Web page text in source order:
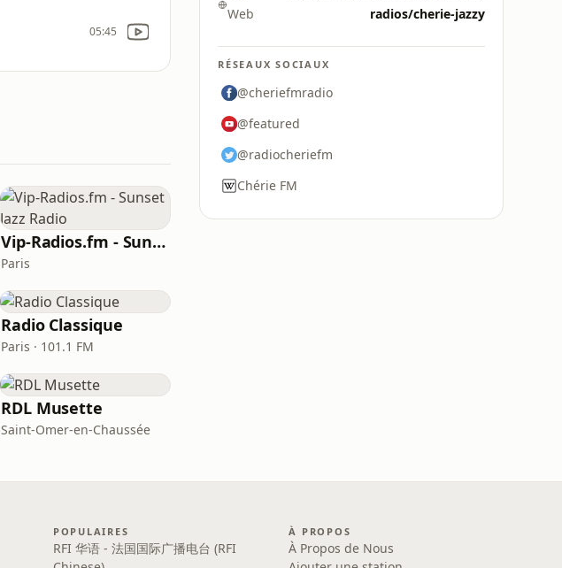
05:45
Vip-Radios.fm - Sunset Jazz Radio
Paris
Radio Classique
Paris · 101.1 FM
RDL Musette
Saint-Omer-en-Chaussée
Web
radios/cherie-jazzy
RÉSEAUX SOCIAUX
@cheriefmradio
@featured
@radiocheriefm
Chérie FM
POPULAIRES
RFI 华语 - 法国国际广播电台 (RFI
À PROPOS
À Propos de Nous